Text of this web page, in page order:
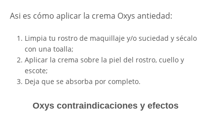
Asi es cómo aplicar la crema Oxys antiedad:
Limpia tu rostro de maquillaje y/o suciedad y sécalo
con una toalla;
Aplicar la crema sobre la piel del rostro, cuello y
escote;
Deja que se absorba por completo.
Oxys contraindicaciones y efectos